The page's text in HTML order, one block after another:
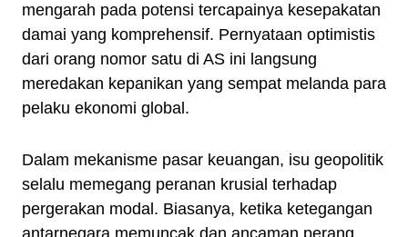
mengarah pada potensi tercapainya kesepakatan
damai yang komprehensif. Pernyataan optimistis
dari orang nomor satu di AS ini langsung
meredakan kepanikan yang sempat melanda para
pelaku ekonomi global.
Dalam mekanisme pasar keuangan, isu geopolitik
selalu memegang peranan krusial terhadap
pergerakan modal. Biasanya, ketika ketegangan